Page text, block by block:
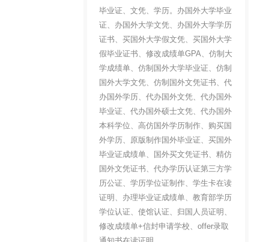
毕业证、文凭、学历。办国外大学毕业
证、办国外大学文凭、办国外大学学历
证书、买国外大学假文凭、买国外大学
假毕业证书、修改成绩单GPA、仿制大
学成绩单、仿制国外大学毕业证、仿制
国外大学文凭、仿制国外文凭证书、代
办国外学历、代办国外文凭、代办国外
毕业证、代办国外硕士文凭、代办国外
本科学位、高仿国外学历制作、购买国
外学历、原版制作国外毕业证、买国外
毕业证成绩单、国外买文凭证书、精仿
国外文凭证书、代办学历认证第三方学
历公证、学历学位证制作、学生卡在读
证明、办理毕业证成绩单、教育部学历
学位认证、使馆认证、归国人员证明、
修改成绩单+信封申请学校、offer录取